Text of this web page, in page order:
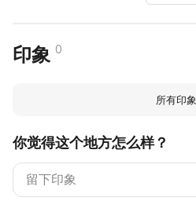
印象 0
所有印象
你觉得这个地方怎么样？